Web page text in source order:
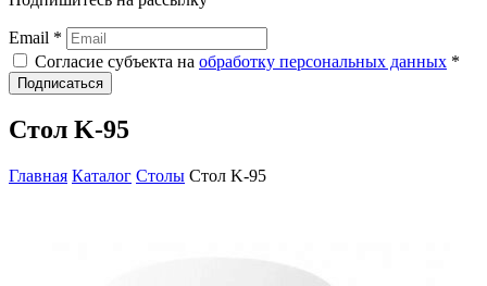
Email *
Согласие субъекта на обработку персональных данных *
Подписаться
Стол K-95
Главная Каталог Столы Стол K-95